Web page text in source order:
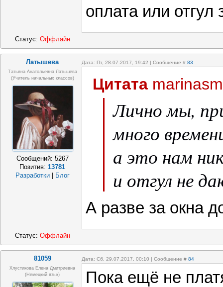
оплата или отгул
Статус: Оффлайн
Латышева Дата: Пт, 28.07.2017, 19:42 | Сообщение # 83
Татьяна Анатольевна Латышева
(учитель начальных классов)
Сообщений: 5267
Позитив:13781
Разработки
Блог
Цитата
Лично мы,
много
а это нам
и отгул не
А разве за окна
Статус: Оффлайн
81059 Дата: Сб, 29.07.2017, 00:10 | Сообщение # 84
Хлустикова Елена Дмитриевна
(немецкий язык)
Пока ещё не